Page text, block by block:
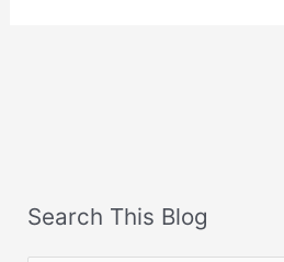
Search This Blog